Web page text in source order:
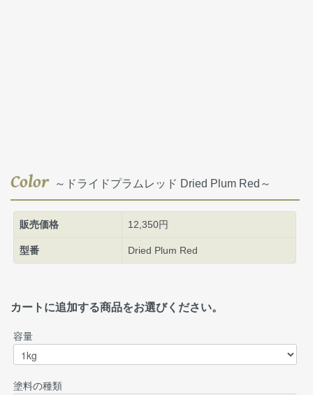
Color～ドライドプラムレッド Dried Plum Red～
販売価格 12,350円
型番 Dried Plum Red
カートに追加する商品をお選びください。
容量
塗料の種類